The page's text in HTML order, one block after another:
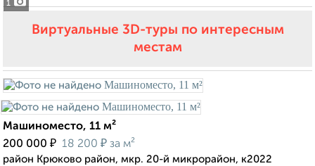
1
Виртуальные 3D-туры по интересным
местам
Машиноместо, 11 м²
200 000 ₽ 18 200 ₽ за м²
район Крюково район, мкр. 20-й микрорайон, к2022